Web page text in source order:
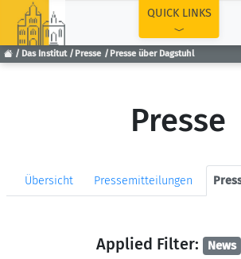
Das Institut Presse Presse über Dagstuhl
QUICK LINKS
Presse
Übersicht Pressemitteilungen
Applied Filter: News